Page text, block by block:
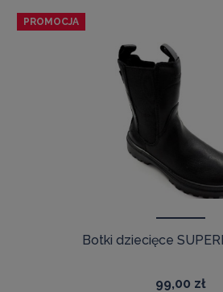
Botki dziecięce
99,00 zł
PROMOCJA